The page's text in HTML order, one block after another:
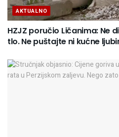
AKTUALNO
HZJZ poručio Ličanima: Ne
tlo. Ne puštajte ni kućne